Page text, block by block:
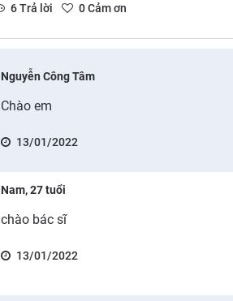
6Trả lời 0Cảm ơn
Nguyễn Công Tâm
Chào em
13/01/2022
Nam, 27 tuổi
chào bác sĩ
13/01/2022